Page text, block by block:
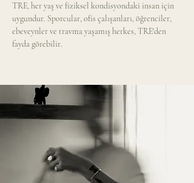
TRE, her yaş ve fiziksel kondisyondaki insan için
uygundur. Sporcular, ofis çalışanları, öğrenciler,
ebeveynler ve travma yaşamış herkes, TRE'den
fayda görebilir.